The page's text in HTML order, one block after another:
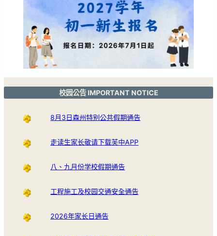
校园公告 IMPORTANT NOTICE
8月3日森州特别公共假期通告
走读生家长敬请下载芙中APP
八、九月份学校假期通告
工程施工及校园交通安全通告
2026年家长日通告